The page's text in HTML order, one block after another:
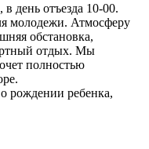
день отъезда 10-00.
молодежи. Атмосферу
обстановка,
отдых. Мы
полностью
рождении ребенка,